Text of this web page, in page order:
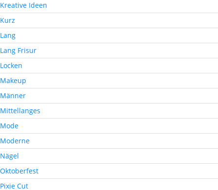
Kreative Ideen
Kurz
Lang
Lang Frisur
Locken
Makeup
Männer
Mittellanges
Mode
Moderne
Nägel
Oktoberfest
Pixie Cut